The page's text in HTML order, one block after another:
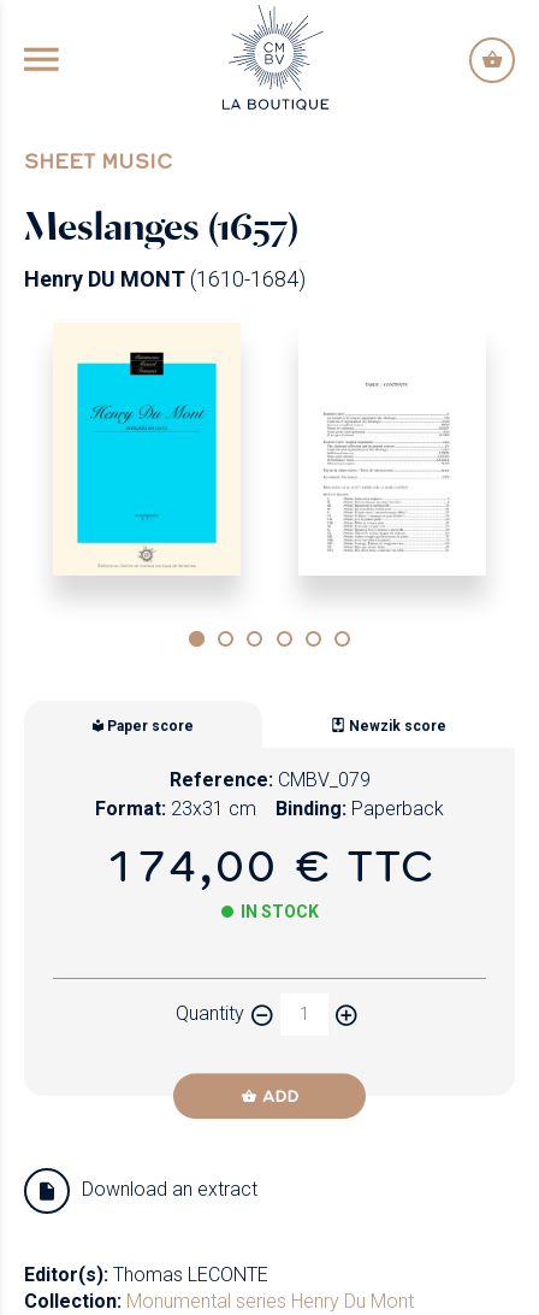
GO TO PRINCIPAL CONTENT
SHEET MUSIC
Meslanges (1657)
Henry DU MONT(1610-1684)
Paper score Newzik score
Reference: CMBV_079
Format: 23x31 cm Binding: Paperback
174,00 € TTC
IN STOCK
Quantity
ADD
Download an extract
Editor(s): Thomas LECONTE
Collection: Monumental series Henry Du Mont